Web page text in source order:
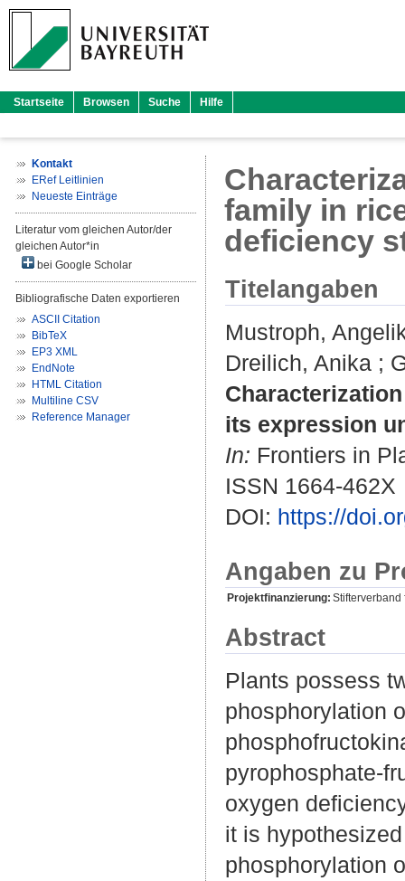
Startseite Browsen Suche Hilfe
Kontakt
ERef Leitlinien
Neueste Einträge
Literatur vom gleichen Autor/der
gleichen Autor*in
bei Google Scholar
Bibliografische Daten exportieren
ASCII Citation
BibTeX
EP3 XML
EndNote
HTML Citation
Multiline CSV
Reference Manager
family in
deficiency
Titelangaben
Mustroph,
Dreilich, Anika ;
its expression
In: Frontiers in
ISSN 1664-462X
DOI: https://
Angaben zu
Projektfinanzierung: Stifterverband
Abstract
Plants possess
phosphorylation
pyrophosphate-
oxygen
it is
phosphorylation